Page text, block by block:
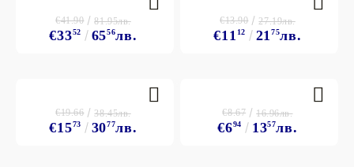
€3352 6556лв.
€41.90 81.95лв.
€11 12 2175лв.
€13.90 27.19лв.
€1573 3077лв.
€19.66 38.45лв.
€694 1357лв.
€8.67 16.96лв.